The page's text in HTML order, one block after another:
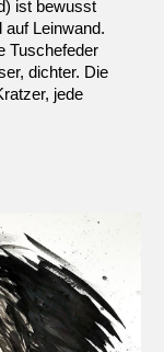
ist bewusst
auf Leinwand.
Tuschefeder
dichter. Die
jede